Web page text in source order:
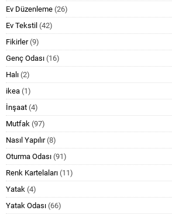
Ev Düzenleme (26)
Ev Tekstil (42)
Fikirler(9)
Genç Odası (16)
Halı (2)
ikea (1)
İnşaat (4)
Mutfak (97)
Nasıl Yapılır(8)
Oturma Odası (91)
Renk Kartelaları (11)
Yatak (4)
Yatak Odası (66)